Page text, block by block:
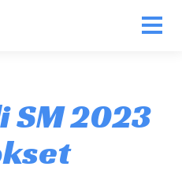
SM 2023